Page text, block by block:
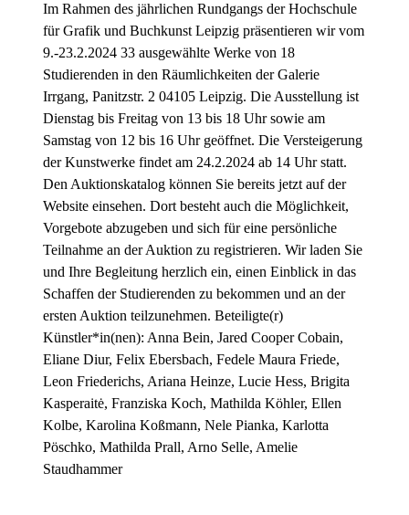
Im Rahmen des jährlichen Rundgangs der Hochschule
für Grafik und Buchkunst Leipzig präsentieren wir vom
9.-23.2.2024 33 ausgewählte Werke von 18
Studierenden in den Räumlichkeiten der Galerie
Irrgang, Panitzstr. 2 04105 Leipzig. Die Ausstellung ist
Dienstag bis Freitag von 13 bis 18 Uhr sowie am
Samstag von 12 bis 16 Uhr geöffnet. Die Versteigerung
der Kunstwerke findet am 24.2.2024 ab 14 Uhr statt.
Den Auktionskatalog können Sie bereits jetzt auf der
Website einsehen. Dort besteht auch die Möglichkeit,
Vorgebote abzugeben und sich für eine persönliche
Teilnahme an der Auktion zu registrieren. Wir laden Sie
und Ihre Begleitung herzlich ein, einen Einblick in das
Schaffen der Studierenden zu bekommen und an der
ersten Auktion teilzunehmen. Beteiligte(r)
Künstler*in(nen): Anna Bein, Jared Cooper Cobain,
Eliane Diur, Felix Ebersbach, Fedele Maura Friede,
Leon Friederichs, Ariana Heinze, Lucie Hess, Brigita
Kasperaitė, Franziska Koch, Mathilda Köhler, Ellen
Kolbe, Karolina Koßmann, Nele Pianka, Karlotta
Pöschko, Mathilda Prall, Arno Selle, Amelie
Staudhammer